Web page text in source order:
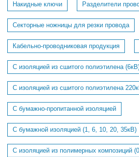
Накидные ключи Разделители
Секторные ножницы для резки провода
Кабельно-проводниковая продукция
С изоляцией из сшитого полиэтилена
С изоляцией из сшитого полиэтилена
С бумажно-пропитанной изоляцией
С бумажной изоляцией (1, 6, 10, 20, 35кВ)
С изоляцией из полимерных композиций